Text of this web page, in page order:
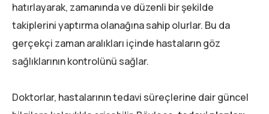
hatırlayarak, zamanında ve düzenli bir şekilde
takiplerini yaptırma olanağına sahip olurlar. Bu da
gerçekçi zaman aralıkları içinde hastaların göz
sağlıklarının kontrolünü sağlar.
Doktorlar, hastalarının tedavi süreçlerine dair güncel